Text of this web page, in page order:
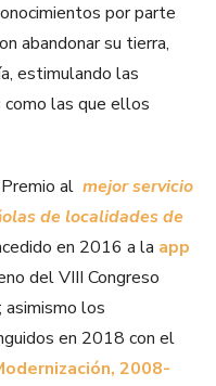
por parte
abandonar su tierra,
estimulando las
como las que ellos
al mejor servicio
de localidades de
en 2016 a la app
del VIII Congreso
asimismo los
en 2018 con el
2008-